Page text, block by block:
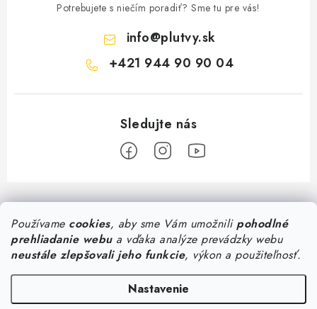
Používame cookies, aby sme Vám umožnilipohodlné
prehliadanie webua vďaka analýze prevádzky webu
neustále zlepšovali jeho funkcie, výkon a použiteľnosť.
Nastavenie
Potrebujete s niečím poradiť? Sme tu pre vás!
info@plutvy.sk
+421 944 90 90 04
Z
á
Predajňa Plutvy.sk
Pon - Pia 8:30 - 17:00
Šustekova 45, Bratislava
0944 90 90 04
Všetko o nákupe
Konzultácia so špecialistom